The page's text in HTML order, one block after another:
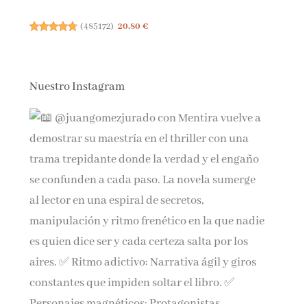
(485172) 20,80 €
Nuestro Instagram